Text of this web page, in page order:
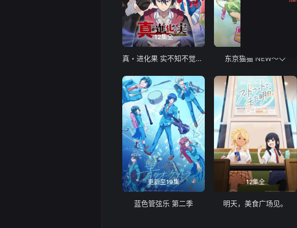
12集全
真・进化果 实不知不觉踏上胜利的人生 东京猫猫 NEW～♡
更新至19集
蓝色管弦乐 第二季
12集全
明天，美食广场见。